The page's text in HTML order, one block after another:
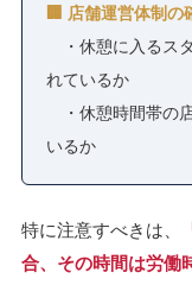
🏢 店舗運営体制の
・休憩に入るス
れているか
・休憩時間帯の
いるか
特に注意すべきは、
合、その時間は労働